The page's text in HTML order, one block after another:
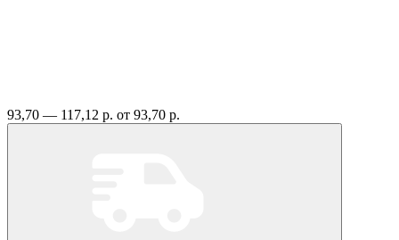
93,70 — 117,12 р. от 93,70 р.